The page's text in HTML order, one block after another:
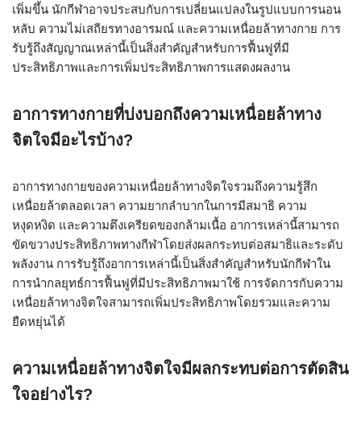
เพิ่มขึ้น นักกีฬาอาจประสบกับการเปลี่ยนแปลงในรูปแบบการนอน
หลับ ความไม่เสถียรทางอารมณ์ และความเหนื่อยล้าทางกาย การ
รับรู้ถึงสัญญาณเหล่านี้เป็นสิ่งสำคัญสำหรับการฟื้นฟูที่มี
ประสิทธิภาพและการเพิ่มประสิทธิภาพการแสดงผลงาน
อาการทางกายที่บ่งบอกถึงความเหนื่อยล้าทาง
จิตใจมีอะไรบ้าง?
อาการทางกายของความเหนื่อยล้าทางจิตใจรวมถึงความรู้สึก
เหนื่อยล้าตลอดเวลา ความยากลำบากในการมีสมาธิ ความ
หงุดหงิด และความตึงเครียดของกล้ามเนื้อ อาการเหล่านี้สามารถ
ขัดขวางประสิทธิภาพทางกีฬาโดยส่งผลกระทบต่อสมาธิและระดับ
พลังงาน การรับรู้ถึงอาการเหล่านี้เป็นสิ่งสำคัญสำหรับนักกีฬาใน
การนำกลยุทธ์การฟื้นฟูที่มีประสิทธิภาพมาใช้ การจัดการกับความ
เหนื่อยล้าทางจิตใจสามารถเพิ่มประสิทธิภาพโดยรวมและความ
ยืดหยุ่นได้
ความเหนื่อยล้าทางจิตใจมีผลกระทบต่อการตัดสิน
ใจอย่างไร?